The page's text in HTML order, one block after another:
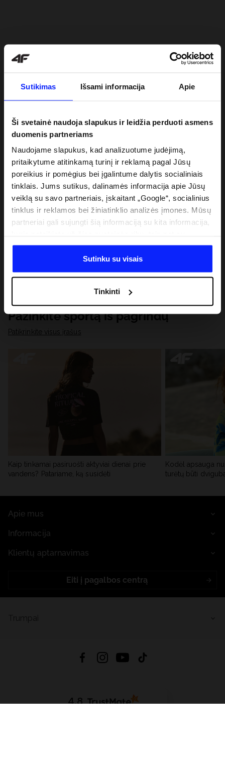
Sutikimas Išsami informacija Apie
Ši svetainė naudoja slapukus ir leidžia perduoti asmens
duomenis partneriams
Naudojame slapukus, kad analizuotume judėjimą,
pritaikytume atitinkamą turinį ir reklamą pagal Jūsų
poreikius ir pomėgius bei įgalintume dalytis socialiniais
tinklais. Jums sutikus, dalinamės informacija apie Jūsų
veiklą su savo partneriais, įskaitant „Google“, socialinius
tinklus ir reklamos bei žiniatinklio analizės įmones. Mūsų
partneriai gali sujungti šią informaciją su kita informacija,
duomenimis, kuriuos jie gauna, kai naudojatės jų
paslaugomis. Gavus Jūsų leidimą, mes galime perduoti
Jūsų asmeninę informaciją savo partneriams, siekdami
analitinius tyrimus, pritaikyti turinį ir tobulinti mūsų
partnerių siūlomus sprendimus (pvz., socialinius tinklus).
Išsamią informaciją rasite mūsų Privatumo politikoje ir
skiltyje „Išsami informacija“.
Sutinku su visais
Tinkinti
Pažinkite sportą iš pagrindų
Patikrinkite visus įrašus
Kaip tinkamai pasiruošti aktyviai dienai prie
vandens? Patariame, ką susidėti
Kodėl apsauga
turėtų būti
Apie mus
Informacija
Klientų aptarnavimas
Eiti į pagalbos centrą
4.8